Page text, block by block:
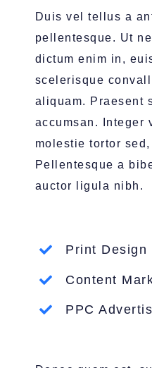
Duis vel tellus a
pellentesque. Ut
dictum enim in,
scelerisque
aliquam. Praesent
accumsan. Integer
molestie tortor
Pellentesque a
auctor ligula nibh.
Print Design
Content
PPC